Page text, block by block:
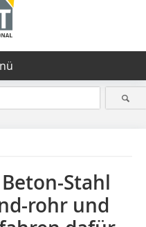
Stahl
rohr und